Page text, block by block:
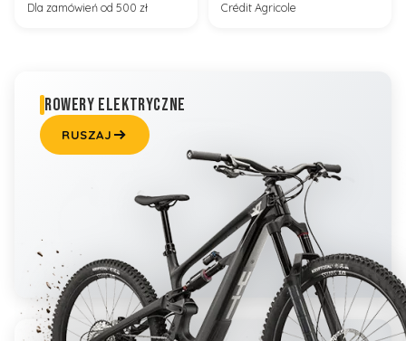
Dla zamówień od 500 zł Crédit Agricole
ROWERY ELEKTRYCZNE
RUSZAJ